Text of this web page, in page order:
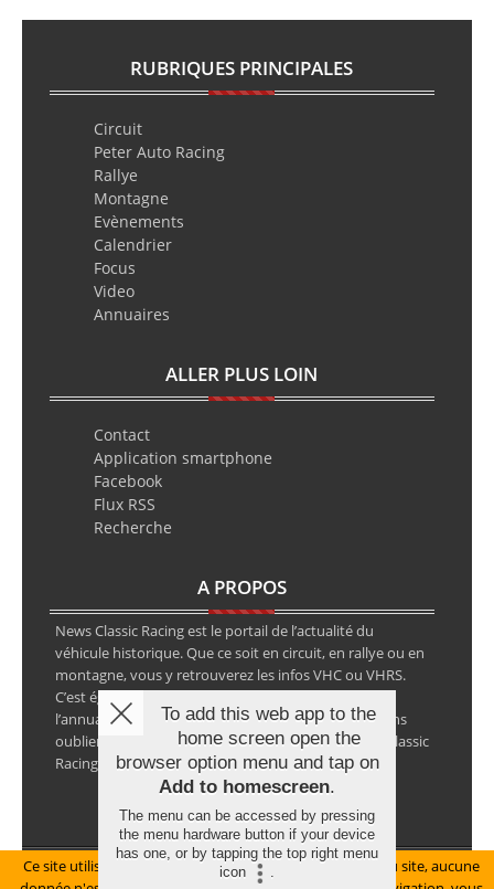
RUBRIQUES PRINCIPALES
Circuit
Peter Auto Racing
Rallye
Montagne
Evènements
Calendrier
Focus
Video
Annuaires
ALLER PLUS LOIN
Contact
Application smartphone
Facebook
Flux RSS
Recherche
A PROPOS
News Classic Racing est le portail de l’actualité du
véhicule historique. Que ce soit en circuit, en rallye ou en
montagne, vous y retrouverez les infos VHC ou VHRS.
C’est également le calendrier des épreuves ainsi que
l’annuaire des spécialistes de la voiture ancienne, sans
oublier les petites annonces avec notre partenaire Classic
Racing Annonces.
Mentions légales
Ce site utilise des cookies pour le bon fonctionnement du site, aucune
To add this web app to the
home screen open the
browser option menu and tap on
Add to homescreen.
The menu can be accessed by pressing
the menu hardware button if your device
has one, or by tapping the top right menu
icon
.